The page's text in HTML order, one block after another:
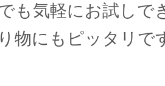
も気軽にお試しで
物にもピッタリで